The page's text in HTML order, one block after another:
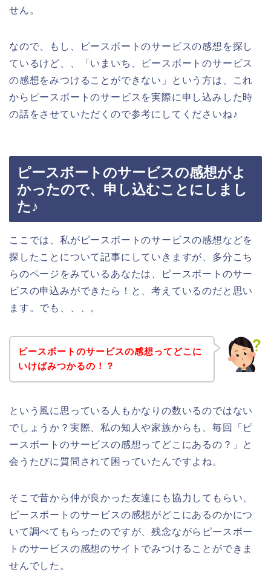
せん。
なので、もし、ピースボートのサービスの感想を探し
ているけど、、「いまいち、ピースボートのサービス
の感想をみつけることができない」という方は、これ
からピースボートのサービスを実際に申し込みした時
の話をさせていただくので参考にしてくださいね♪
ピースボートのサービスの感想がよ
かったので、申し込むことにしまし
た♪
ここでは、私がピースボートのサービスの感想などを
探したことについて記事にしていきますが、多分こち
らのページをみているあなたは、ピースボートのサー
ビスの申込みができたら！と、考えているのだと思い
ます。でも、、、。
ピースボートのサービスの感想ってどこに
いけばみつかるの！？
という風に思っている人もかなりの数いるのではない
でしょうか？実際、私の知人や家族からも、毎回「ピ
ースボートのサービスの感想ってどこにあるの？」と
会うたびに質問されて困っていたんですよね。
そこで昔から仲が良かった友達にも協力してもらい、
ピースボートのサービスの感想がどこにあるのかにつ
いて調べてもらったのですが、残念ながらピースボー
トのサービスの感想のサイトでみつけることができま
せんでした。